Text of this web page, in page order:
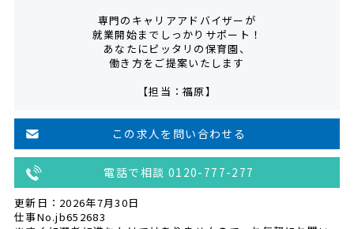
専門のキャリアアドバイザーが
就業開始までしっかりサポート！
あなたにピッタリの保育園、
働き方をご提案いたします
【担当：福原】
この求人を問い合わせる
電話で相談 0120-777-277
更新日：2026年7月30日
仕事No.jb652683